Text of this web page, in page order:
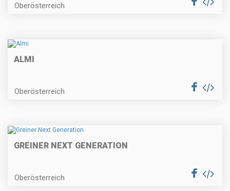
Oberösterreich
ALMI
Oberösterreich
GREINER NEXT GENERATION
Oberösterreich